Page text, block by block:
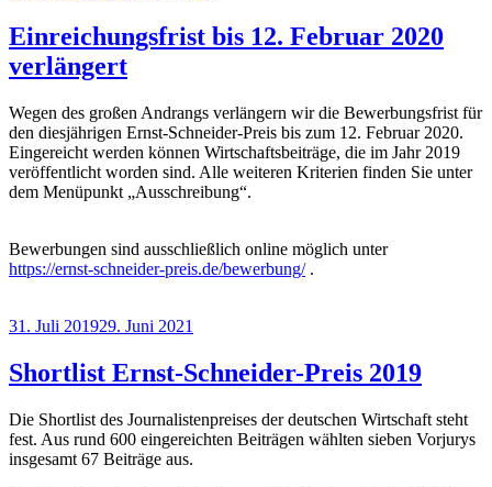
Einreichungsfrist bis 12. Februar 2020
verlängert
Wegen des großen Andrangs verlängern wir die Bewerbungsfrist für
den diesjährigen Ernst-Schneider-Preis bis zum 12. Februar 2020.
Eingereicht werden können Wirtschaftsbeiträge, die im Jahr 2019
veröffentlicht worden sind. Alle weiteren Kriterien finden Sie unter
dem Menüpunkt „Ausschreibung“.
Bewerbungen sind ausschließlich online möglich unter
https://ernst-schneider-preis.de/bewerbung/.
Veröffentlicht
31. Juli 201929. Juni 2021
Shortlist Ernst-Schneider-Preis 2019
Die Shortlist des Journalistenpreises der deutschen Wirtschaft steht
fest. Aus rund 600 eingereichten Beiträgen wählten sieben Vorjurys
insgesamt 67 Beiträge aus.